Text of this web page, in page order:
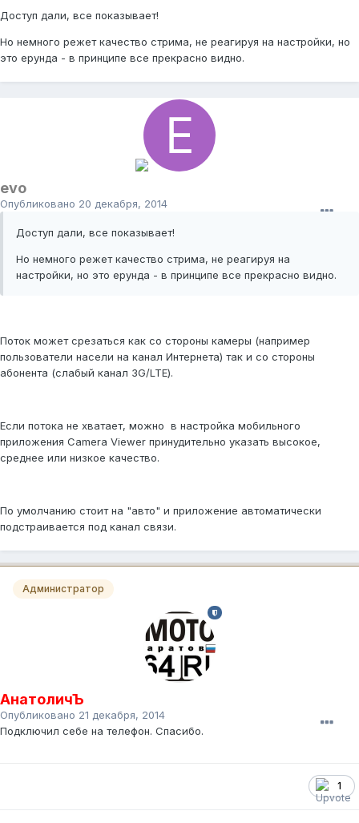
Доступ дали, все показывает!
Но немного режет качество стрима, не реагируя на настройки, но
это ерунда - в принципе все прекрасно видно.
evo
Опубликовано 20 декабря, 2014
Доступ дали, все показывает!
Но немного режет качество стрима, не реагируя на
настройки, но это ерунда - в принципе все прекрасно видно.
Поток может срезаться как со стороны камеры (например
пользователи насели на канал Интернета) так и со стороны
абонента (слабый канал 3G/LTE).
Если потока не хватает, можно в настройка мобильного
приложения Camera Viewer принудительно указать высокое,
среднее или низкое качество.
По умолчанию стоит на "авто" и приложение автоматически
подстраивается под канал связи.
Администратор
АнатоличЪ
Опубликовано 21 декабря, 2014
Подключил себе на телефон. Спасибо.
1